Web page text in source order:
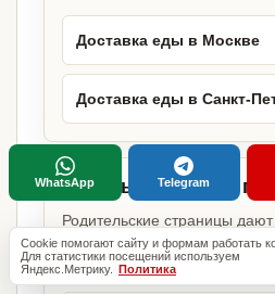
Доставка еды в Москве
Доставка еды в Санкт-
Базовые разделы по
Родительские страницы
обзор услуги, объекта или
переходов.
Cookie помогают сайту и формам работать
Для статистики посещений используем
Яндекс.Метрику. Политика
WhatsApp Telegram